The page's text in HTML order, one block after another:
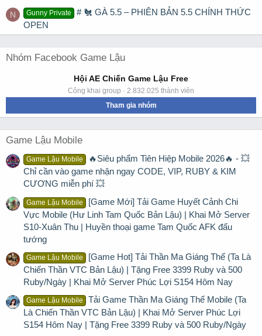
N Gunny Private
# 🐔 GÀ 5.5 – PHIÊN BẢN 5.5 CHÍNH THỨC
OPEN
Nhóm Facebook Game Lậu
Hội AE Chiến Game Lậu Free
Công khai group · 2.832.025 thành viên
Tham gia nhóm
Game Lậu Mobile
Game Lậu Mobile
🔥Siêu phẩm Tiên Hiệp Mobile 2026🔥 - 💥
Chỉ cần vào game nhận ngay CODE, VIP, RUBY & KIM
CƯƠNG miễn phí 💥
Game Lậu Mobile
[Game Mới] Tải Game Huyết Cảnh Chi
Vực Mobile (Hư Linh Tam Quốc Bản Lậu) | Khai Mở Server
S10-Xuân Thu | Huyền thoại game Tam Quốc AFK đấu
tướng
Game Lậu Mobile
[Game Hot] Tải Thần Ma Giáng Thế (Ta Là
Chiến Thần VTC Bản Lậu) | Tặng Free 3399 Ruby và 500
Ruby/Ngày | Khai Mở Server Phúc Lợi S154 Hôm Nay
Game Lậu Mobile
Tải Game Thần Ma Giáng Thế Mobile (Ta
Là Chiến Thần VTC Bản Lậu) | Khai Mở Server Phúc Lợi
S154 Hôm Nay | Tặng Free 3399 Ruby và 500 Ruby/Ngày